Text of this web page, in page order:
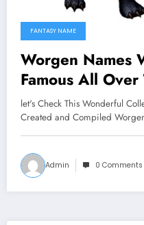
FANTASY NAME
Worgen Names
Famous All
let's Check This Wonderful
Created and Compiled
Admin 0 Comments